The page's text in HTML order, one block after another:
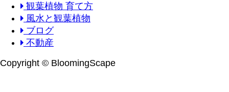
観葉植物 育て方
風水と観葉植物
ブログ
不動産
Copyright © BloomingScape